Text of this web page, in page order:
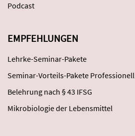
Podcast
EMPFEHLUNGEN
Lehrke-Seminar-Pakete
Seminar-Vorteils-Pakete Professionell
Belehrung nach § 43 IFSG
Mikrobiologie der Lebensmittel